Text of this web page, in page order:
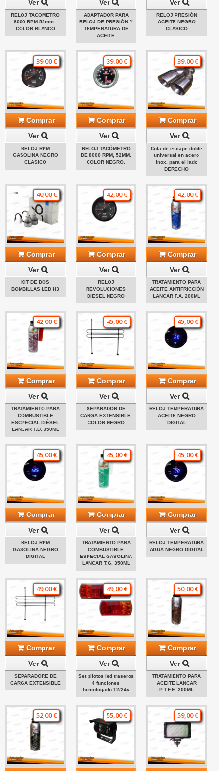
Ver
RELOJ TACOMETRO
8000 RPM 52mm .
COLOR BLANCO
Ver
ADAPTADOR PARA
RELOJ DE PRESIÓN Y
TEMPERATURA DE
ACEITE
Ver
RELOJ PRESIÓN
ACEITE NEGRO
CLASICO
39,00 €
Comprar
Ver
RELOJ RPM
GASOLINA NEGRO
CLASICO
39,00 €
Comprar
Ver
RELOJ TACÓMETRO
DE 8000 RPM, 52MM.
COLOR NEGRO.
39,00 €
Comprar
Ver
Cola de escape doble
universal en acero
inox. para el lado
DERECHO
40,00 €
Comprar
Ver
KIT DE DOS
BOMBILLAS LED H3
42,00 €
Comprar
Ver
RELOJ
REVOLUCIONES
DIESEL NEGRO
42,00 €
Comprar
Ver
TRATAMIENTO PARA
ACEITE ANTIFRICCIÓN
LANCAR T.A. 200ML
42,00 €
Comprar
Ver
TRATAMIENTO PARA
COMBUSTIBLE
ESCPECIAL DIÉSEL
LANCAR T.D. 350ML
45,00 €
Comprar
Ver
SEPARADOR DE
CARGA EXTENSIBLE,
COLOR NEGRO
45,00 €
Comprar
Ver
RELOJ TEMPERATURA
ACEITE NEGRO
DIGITAL
45,00 €
Comprar
Ver
RELOJ RPM
GASOLINA NEGRO
DIGITAL
45,00 €
Comprar
Ver
TRATAMIENTO PARA
COMBUSTIBLE
ESPECIAL GASOLINA
LANCAR T.G. 350ML
45,00 €
Comprar
Ver
RELOJ TEMPERATURA
AGUA NEGRO DIGITAL
49,00 €
Comprar
Ver
SEPARADORE DE
CARGA EXTENSIBLE
49,00 €
Comprar
Ver
Set pilotos led traseros
4 funciones
homologado 12/24v
50,00 €
Comprar
Ver
TRATAMIENTO PARA
ACEITE LANCAR
P.T.F.E. 200ML
52,00 € 55,00 € 59,00 €